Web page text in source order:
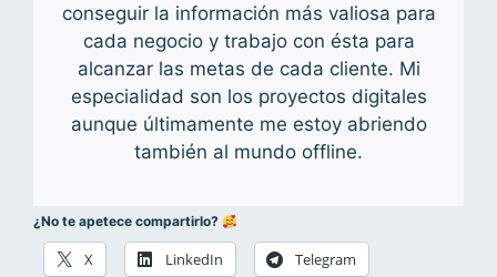
conseguir la información más valiosa para
cada negocio y trabajo con ésta para
alcanzar las metas de cada cliente. Mi
especialidad son los proyectos digitales
aunque últimamente me estoy abriendo
también al mundo offline.
¿No te apetece compartirlo?
X LinkedIn Telegram